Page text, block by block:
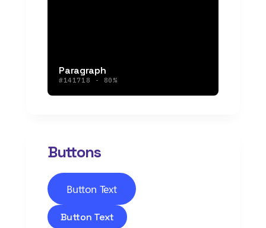
Paragraph
#141718 - 80%
Buttons
Button Text
Button Text